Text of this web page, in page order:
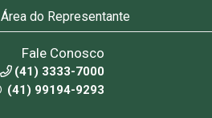
Área do Representante
Fale Conosco
(41) 3333-7000
(41) 99194-9293